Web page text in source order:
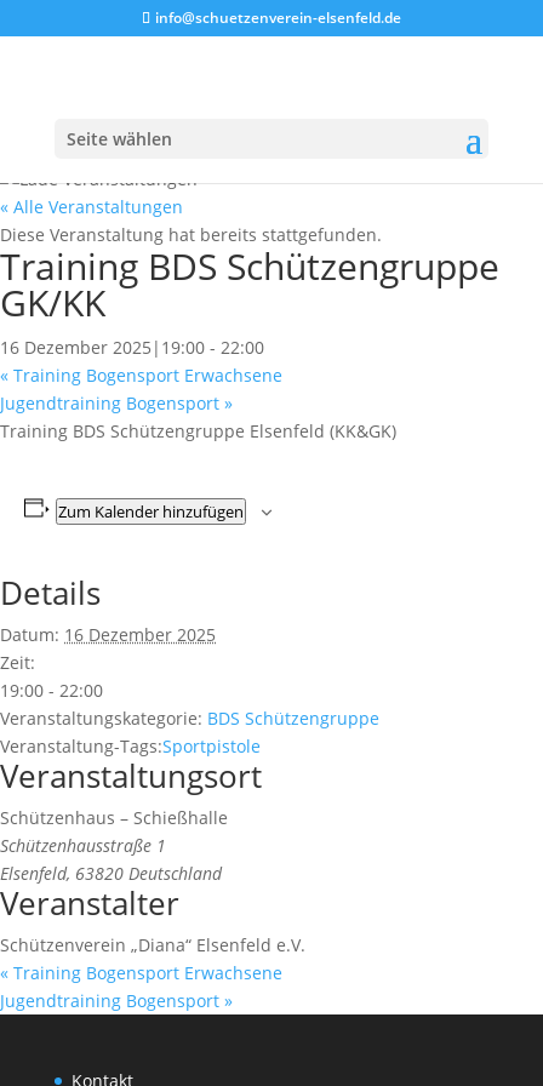
info@schuetzenverein-elsenfeld.de
Seite wählen
« Alle Veranstaltungen
Diese Veranstaltung hat bereits stattgefunden.
Training BDS Schützengruppe
GK/KK
16 Dezember 2025|19:00 - 22:00
« Training Bogensport Erwachsene
Jugendtraining Bogensport »
Training BDS Schützengruppe Elsenfeld (KK&GK)
Zum Kalender hinzufügen
Details
Datum: 16 Dezember 2025
Zeit:
19:00 - 22:00
Veranstaltungskategorie: BDS Schützengruppe
Veranstaltung-Tags:Sportpistole
Veranstaltungsort
Schützenhaus – Schießhalle
Schützenhausstraße 1
Elsenfeld, 63820 Deutschland
Veranstalter
Schützenverein „Diana“ Elsenfeld e.V.
« Training Bogensport Erwachsene
Jugendtraining Bogensport »
Kontakt